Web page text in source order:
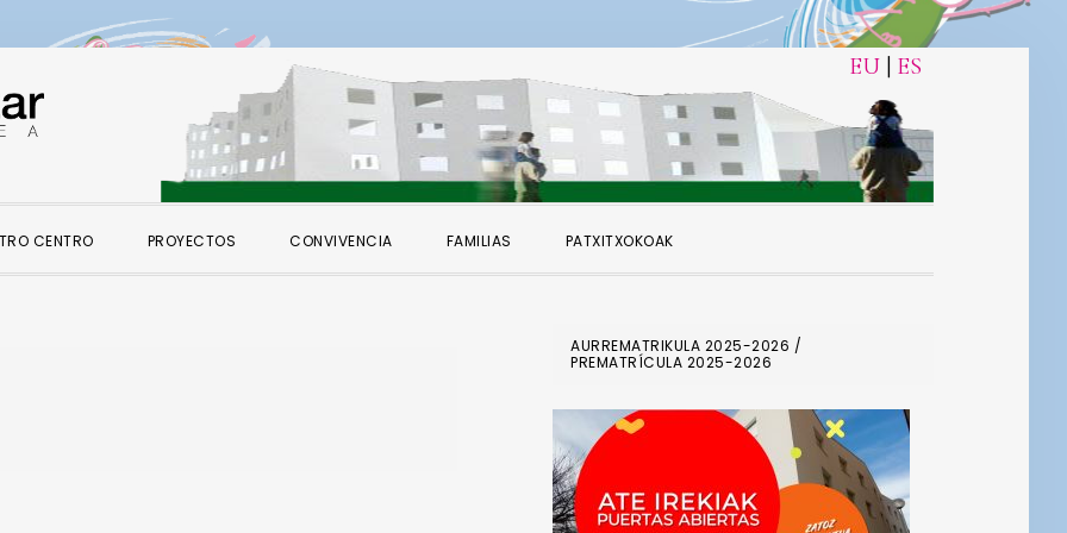
EU ES
CENTRO PROYECTOS CONVIVENCIA FAMILIAS PATXITXOKOAK
PRIMARY
AURREMATRIKULA 2025-2026 /
PREMATRÍCULA 2025-2026